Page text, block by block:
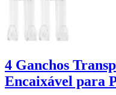
4 Ganchos
Encaixável para